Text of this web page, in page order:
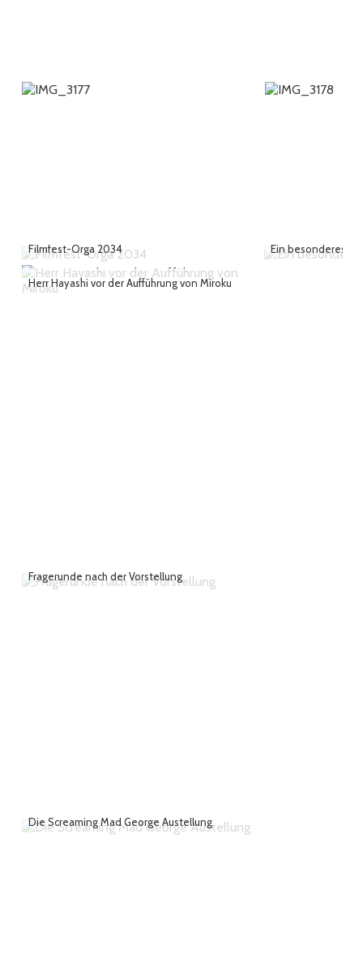
Filmfest-Orga 2034
Herr Hayashi vor der Aufführung von Miroku
Ein besonderes
Fragerunde nach der Vorstellung
Die Screaming Mad George Austellung